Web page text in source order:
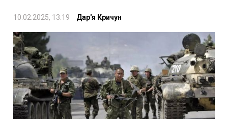
10.02.2025, 13:19 Дар'я Кричун